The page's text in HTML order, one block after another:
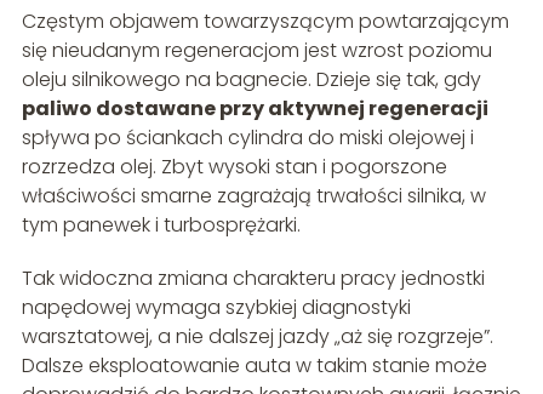
Częstym objawem towarzyszącym powtarzającym
się nieudanym regeneracjom jest wzrost poziomu
oleju silnikowego na bagnecie. Dzieje się tak, gdy
paliwo dostawane przy aktywnej regeneracji
spływa po ściankach cylindra do miski olejowej i
rozrzedza olej. Zbyt wysoki stan i pogorszone
właściwości smarne zagrażają trwałości silnika, w
tym panewek i turbosprężarki.
Tak widoczna zmiana charakteru pracy jednostki
napędowej wymaga szybkiej diagnostyki
warsztatowej, a nie dalszej jazdy „aż się rozgrzeje”.
Dalsze eksploatowanie auta w takim stanie może